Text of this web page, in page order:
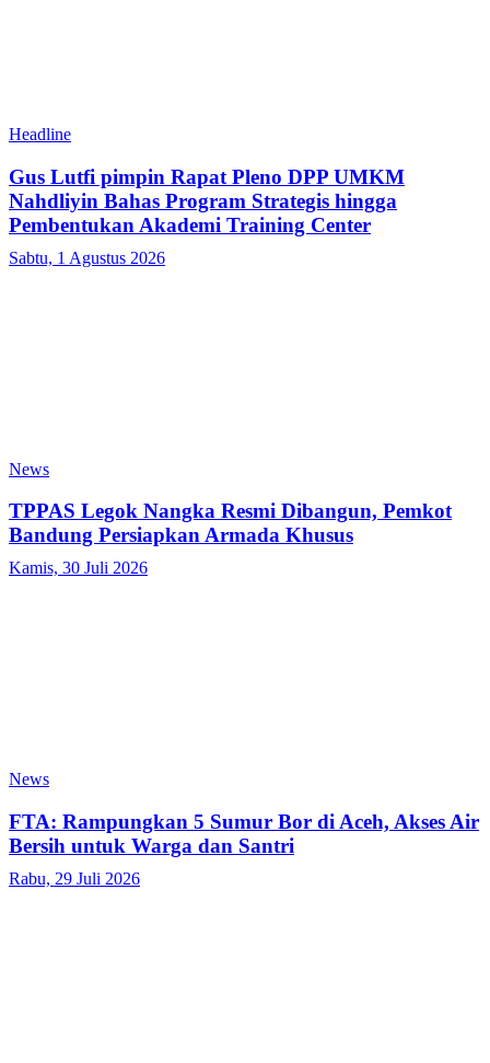
Headline
Gus Lutfi pimpin Rapat Pleno DPP UMKM
Nahdliyin Bahas Program Strategis hingga
Pembentukan Akademi Training Center
Sabtu, 1 Agustus 2026
News
TPPAS Legok Nangka Resmi Dibangun, Pemkot
Bandung Persiapkan Armada Khusus
Kamis, 30 Juli 2026
News
FTA: Rampungkan 5 Sumur Bor di Aceh, Akses Air
Bersih untuk Warga dan Santri
Rabu, 29 Juli 2026